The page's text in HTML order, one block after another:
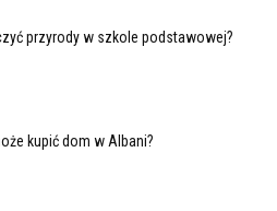
przyrody w szkole podstawowej?
kupić dom w Albani?